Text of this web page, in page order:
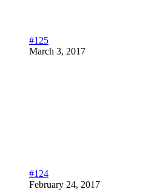
#125
March 3, 2017
#124
February 24, 2017